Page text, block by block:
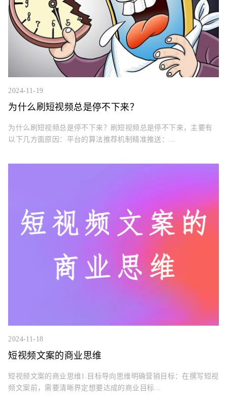
2024-11-19
为什么刷短视频总是停不下来？
为什么刷短视频总是停不下来？刷短视频总是停不下来，主要有
以下几方面原因：平台的算法推荐机制精准推送：...
2024-11-18
短视频文案的商业思维
短视频文案的商业思维1.目标导向思维明确营销目标：在撰写短视
频文案前，需要清晰界定想要达成的商业目标...